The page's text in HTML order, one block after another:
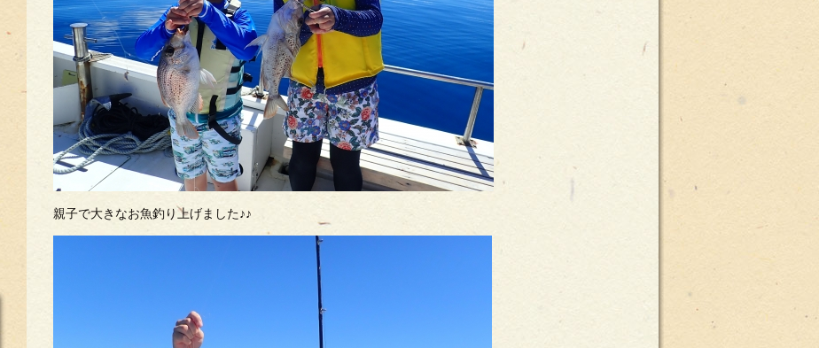
親子で大きなお魚釣り上げました♪♪